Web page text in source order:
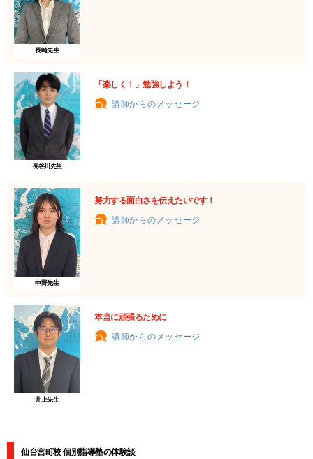
長崎先生
長谷川先生
「楽しく！」勉強しよう！
講師からのメッセージ
中野先生
努力する面白さを伝えたいです！
講師からのメッセージ
井上先生
本当に頑張るために
講師からのメッセージ
仙台宮町校 個別指導塾の体験談